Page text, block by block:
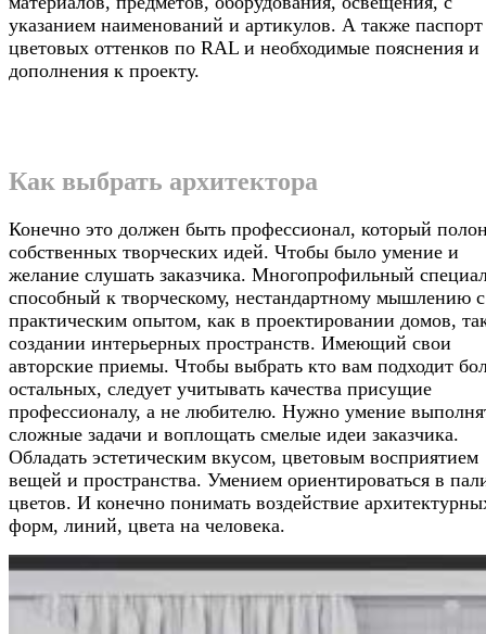
указанием наименований и артикулов. А также паспорт
цветовых оттенков по RAL и необходимые пояснения и
дополнения к проекту.
Как выбрать архитектора
Конечно это должен быть профессионал, который
собственных творческих идей. Чтобы было умение и
желание слушать заказчика. Многопрофильный
способный к творческому, нестандартному мышлению с
практическим опытом, как в проектировании домов,
создании интерьерных пространств. Имеющий свои
авторские приемы. Чтобы выбрать кто вам подходит
остальных, следует учитывать качества присущие
профессионалу, а не любителю. Нужно умение
сложные задачи и воплощать смелые идеи заказчика.
Обладать эстетическим вкусом, цветовым восприятием
вещей и пространства. Умением ориентироваться в
цветов. И конечно понимать воздействие
форм, линий, цвета на человека.